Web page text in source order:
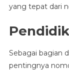
yang tepat dari
Sebagai bagian
pentingnya